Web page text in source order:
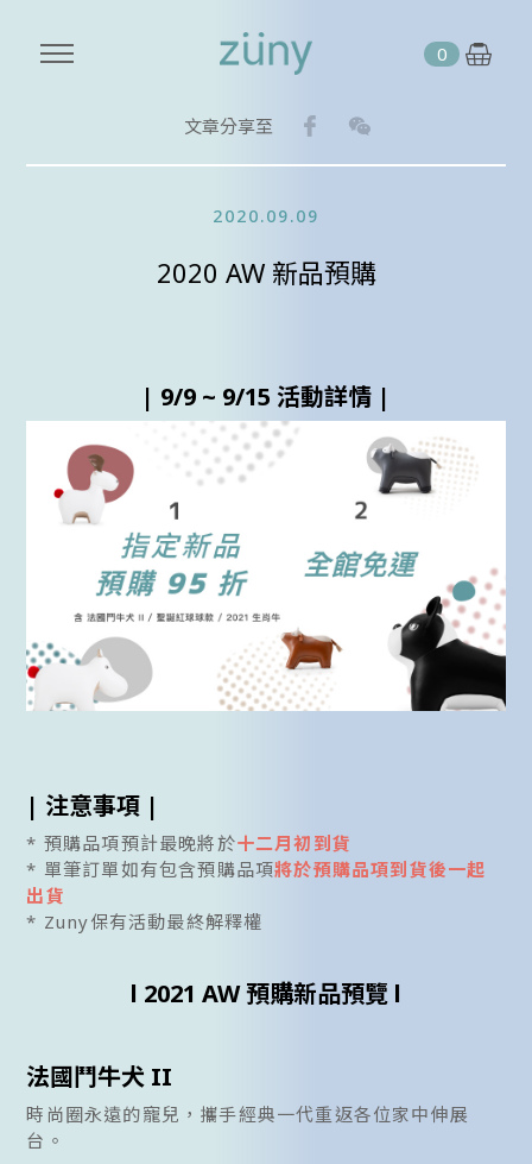
0
文章分享至 FacebookWeChat
2020.09.09
2020 AW 新品預購
| 9/9 ~ 9/15 活動詳情 |
| 注意事項 |
* 預購品項預計最晚將於十二月初到貨
* 單筆訂單如有包含預購品項將於預購品項到貨後一起
出貨
* Zuny保有活動最終解釋權
l 2021 AW 預購新品預覽 l
法國鬥牛犬 II
時尚圈永遠的寵兒，攜手經典一代重返各位家中伸展
台。